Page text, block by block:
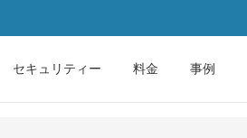
セキュリティー 料金 事例